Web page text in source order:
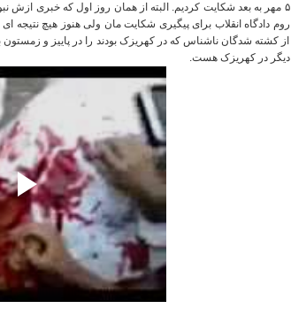
۵ مهر به بعد شکایت کردیم
. البته از همان روز اول که خبری ازش
روم دادگاه انقلاب برای پیگیری شکایت مان ولی هنوز هیچ نتیجه
از کشته شدگان ناشناس که در کهریزک بودند را در پاییز و
دیگر در کهریزک هست.